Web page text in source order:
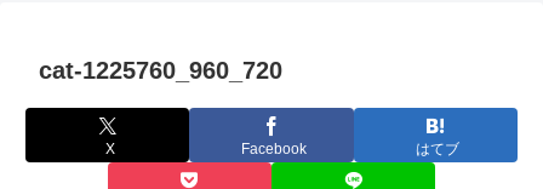
cat-1225760_960_720
X Facebook はてブ